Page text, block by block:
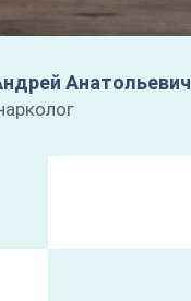
Анатольевич